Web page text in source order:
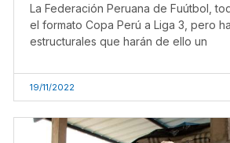
La Federación Peruana de Fuútbol,
el formato Copa Perú a Liga 3, pero
estructurales que harán de ello un
19/11/2022